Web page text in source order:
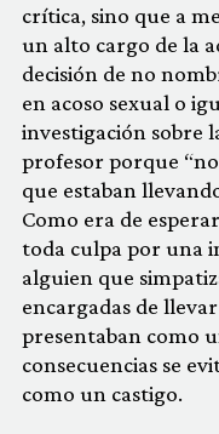
crítica, sino que a
un alto cargo de la
decisión de no
en acoso sexual o
investigación sobre
profesor porque
que estaban
Como era de
toda culpa por una
alguien que
encargadas de
presentaban como
consecuencias se
como un castigo.